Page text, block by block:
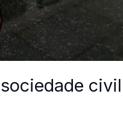
civil